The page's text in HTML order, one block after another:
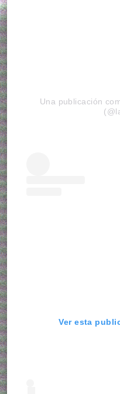
Una publicación
Ver esta